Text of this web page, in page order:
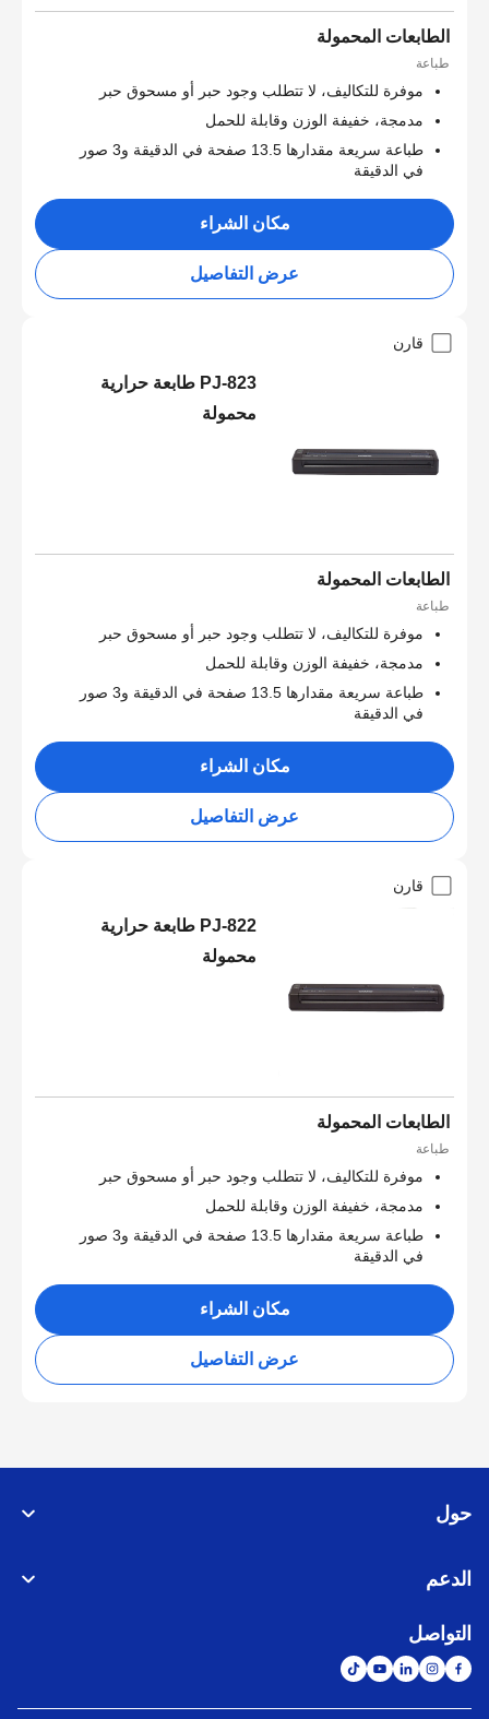
الطابعات المحمولة
طباعة
موفرة للتكاليف، لا تتطلب وجود حبر أو مسحوق حبر
مدمجة، خفيفة الوزن وقابلة للحمل
طباعة سريعة مقدارها 13.5 صفحة في الدقيقة و3 صور
في الدقيقة
مكان الشراء
عرض التفاصيل
قارن
PJ-823 طابعة حرارية
محمولة
الطابعات المحمولة
طباعة
موفرة للتكاليف، لا تتطلب وجود حبر أو مسحوق حبر
مدمجة، خفيفة الوزن وقابلة للحمل
طباعة سريعة مقدارها 13.5 صفحة في الدقيقة و3 صور
في الدقيقة
مكان الشراء
عرض التفاصيل
قارن
PJ-822 طابعة حرارية
محمولة
الطابعات المحمولة
طباعة
موفرة للتكاليف، لا تتطلب وجود حبر أو مسحوق حبر
مدمجة، خفيفة الوزن وقابلة للحمل
طباعة سريعة مقدارها 13.5 صفحة في الدقيقة و3 صور
في الدقيقة
مكان الشراء
عرض التفاصيل
حول
الدعم
التواصل